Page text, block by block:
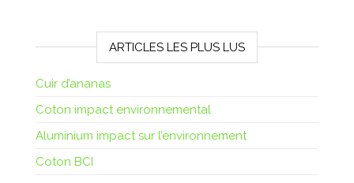
ARTICLES LES PLUS LUS
Cuir d’ananas
Coton impact environnemental
Aluminium impact sur l’environnement
Coton BCI